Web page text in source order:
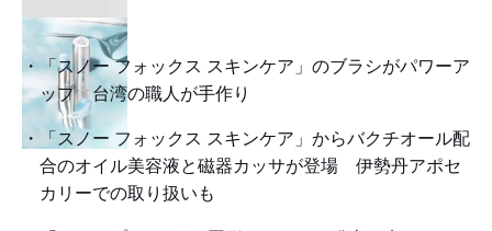
「スノー フォックス スキンケア」のブラシがパワーア
ップ 台湾の職人が手作り
「スノー フォックス スキンケア」からバクチオール配
合のオイル美容液と磁器カッサが登場 伊勢丹アポセ
カリーでの取り扱いも